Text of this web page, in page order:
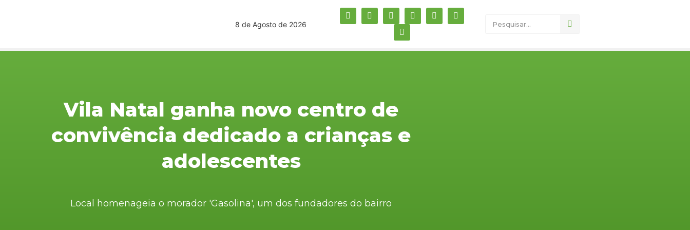
8 de Agosto de 2026
Vila Natal ganha novo centro de
convivência dedicado a crianças e
adolescentes
Local homenageia o morador 'Gasolina', um dos fundadores do bairro